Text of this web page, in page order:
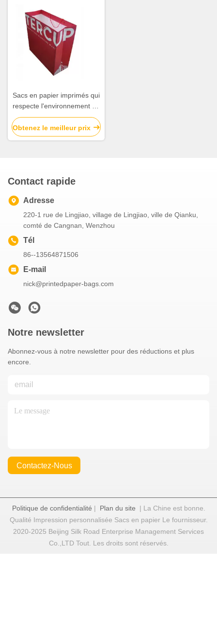
Sacs en papier imprimés qui
respecte l'environnement de
Papier d'emballage
brillants/finissage mat de
surface de stratification
Obtenez le meilleur prix
Contact rapide
Adresse
220-1 rue de Lingjiao, village de Lingjiao, ville de Qianku,
comté de Cangnan, Wenzhou
Tél
86--13564871506
E-mail
nick@printedpaper-bags.com
Notre newsletter
Abonnez-vous à notre newsletter pour des réductions et plus
encore.
Contactez-Nous
Politique de confidentialité | Plan du site | La Chine est bonne.
Qualité Impression personnalisée Sacs en papier Le fournisseur.
2020-2025 Beijing Silk Road Enterprise Management Services
Co.,LTD Tout. Les droits sont réservés.